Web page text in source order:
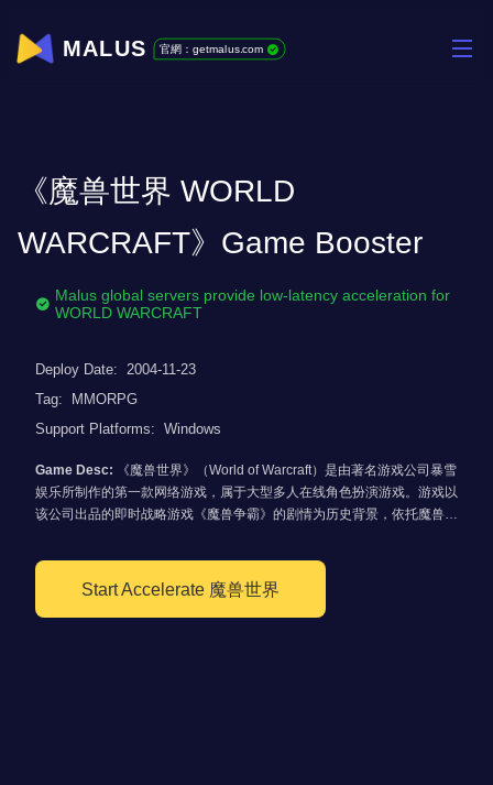
MALUS 官網：getmalus.com
《魔兽世界 WORLD
WARCRAFT》Game Booster
Malus global servers provide low-latency acceleration for
WORLD WARCRAFT
Deploy Date: 2004-11-23
Tag:
MMORPG
Support Platforms: Windows
Game Desc:
《魔兽世界》（World of Warcraft）是由著名游戏公司暴雪
娱乐所制作的第一款网络游戏，属于大型多人在线角色扮演游戏。游戏以
该公司出品的即时战略游戏《魔兽争霸》的剧情为历史背景，依托魔兽争
在魔兽世界中冒险、完成任务、新的历险、探索未知的世界、征服怪物
Start Accelerate 魔兽世界